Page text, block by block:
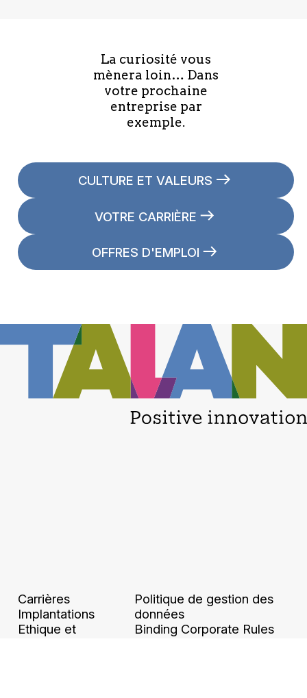
La curiosité vous
mènera loin… Dans
votre prochaine
entreprise par
exemple.
CULTURE ET VALEURS
VOTRE CARRIÈRE
OFFRES D'EMPLOI
Carrières
Implantations
Ethique et
Politique de gestion des
données
Binding Corporate Rules